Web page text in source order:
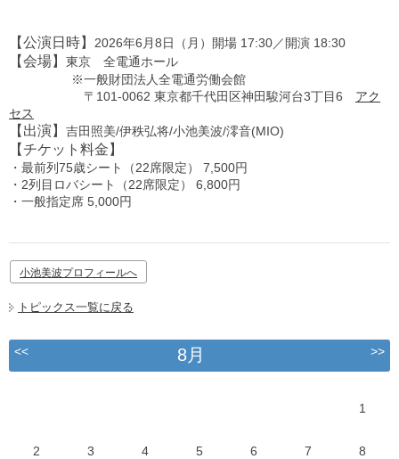
【公演日時】 2026年6月8日（月）開場 17:30／開演 18:30
【会場】 東京 全電通ホール
※一般財団法人全電通労働会館
〒101-0062 東京都千代田区神田駿河台3丁目6 アク
セス
【出演】 吉田照美/伊秩弘将/小池美波/澪音(MIO)
【チケット料金】
・最前列75歳シート（22席限定） 7,500円
・2列目ロバシート（22席限定） 6,800円
・一般指定席 5,000円
小池美波プロフィールへ
トピックス一覧に戻る
<< 8月 >>
1
2 3 4 5 6 7 8